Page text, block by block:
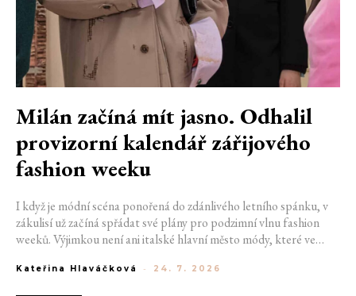
Milán začíná mít jasno. Odhalil
provizorní kalendář zářijového
fashion weeku
I když je módní scéna ponořená do zdánlivého letního spánku, v
zákulisí už začíná spřádat své plány pro podzimní vlnu fashion
weeků. Výjimkou není ani italské hlavní město módy, které ve
22. do 28. září přivítá tradiční jména, pozornost však zaměří
Kateřina Hlaváčková - 24. 7. 2026